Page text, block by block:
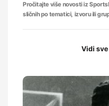
Pročitajte više novosti iz
sličnih po tematici, izvoru ili
Vidi